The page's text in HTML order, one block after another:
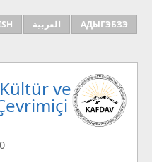
العربية
АДЫГЭБЗЭ
ve